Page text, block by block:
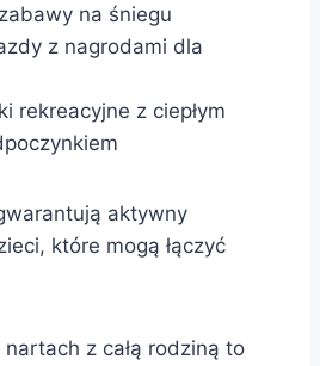
na śniegu
z nagrodami dla
rekreacyjne z ciepłym
aktywny
które mogą łączyć
z całą rodziną to